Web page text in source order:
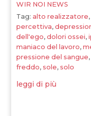
WIR NOI NEWS
Tag: alto realizzatore
percettiva,
dell'ego,dolori ossei,
maniaco del lavoro,
pressione del sangue
freddo,sole,solo
leggi di più